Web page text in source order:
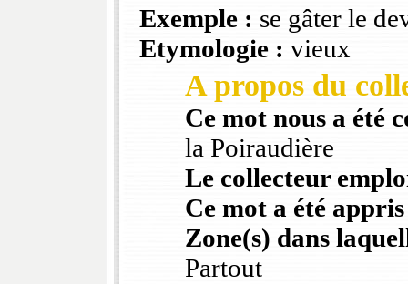
Exemple : se gâter le
Etymologie : vieux
A propos du
Ce mot nous a été
la Poiraudière
Le collecteur
Ce mot a été
Zone(s) dans
Partout